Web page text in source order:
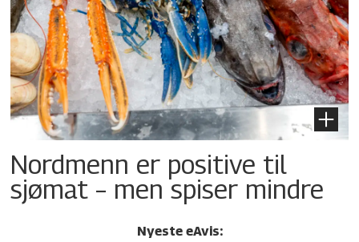
Nordmenn er positive til
sjømat – men spiser mindre
Nyeste eAvis: